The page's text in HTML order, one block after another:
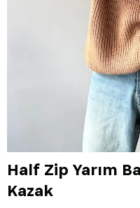
Half Zip Yarım
Kazak